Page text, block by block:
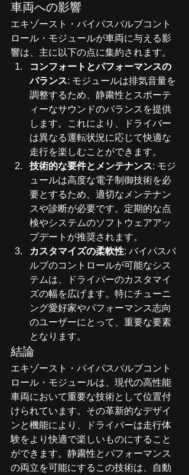
車両への影響
エキゾースト・バイパスバルブコント
ロール・モジュールが車両に与える影
響は、主に以下の点に集約されます。
コンフォートとパフォーマンスの
バランス: モジュールは排気音量を
調整するため、静粛性とスポーテ
ィーなサウンドのバランスを提供
します。これにより、ドライバー
は異なる運転状況に応じて快適な
走行を楽しむことができます。
技術的な要件とメンテナンス: モジ
ュールは高度な電子制御技術を必
要とするため、適切なメンテナン
スや診断が必要です。定期的な点
検やシステムのソフトウェアアッ
プデートが推奨されます。
カスタマイズの柔軟性: バイパスバ
ルブのコントロールが可能なシス
テムは、ドライバーのカスタマイ
ズの幅を広げます。特にチューニ
ング愛好家やパフォーマンス志向
のユーザーにとって、重要な要素
となります。
結論
エキゾースト・バイパスバルブコント
ロール・モジュールは、現代の高性能
車両において重要な技術として位置付
けられています。その革新的なデザイ
ンと機能により、ドライバーは走行体
験をより快適で楽しいものにすること
ができます。静粛性とパフォーマンス
の両立を可能にするこの技術は、自動